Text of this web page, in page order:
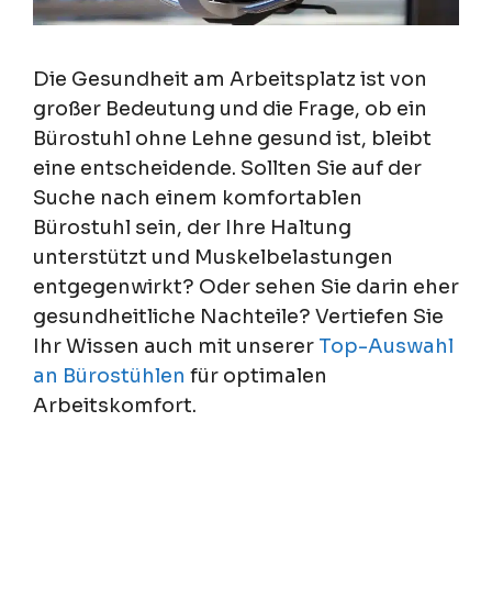
Die Gesundheit am Arbeitsplatz ist von
großer Bedeutung und die Frage, ob ein
Bürostuhl ohne Lehne gesund ist, bleibt
eine entscheidende. Sollten Sie auf der
Suche nach einem komfortablen
Bürostuhl sein, der Ihre Haltung
unterstützt und Muskelbelastungen
entgegenwirkt? Oder sehen Sie darin eher
gesundheitliche Nachteile? Vertiefen Sie
Ihr Wissen auch mit unserer Top-Auswahl
an Bürostühlen für optimalen
Arbeitskomfort.